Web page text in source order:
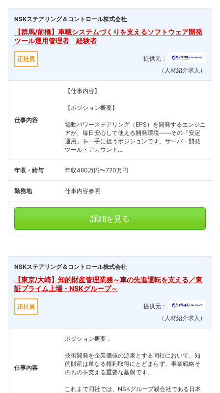
NSKステアリング＆コントロール株式会社
【群馬/前橋】車載システムづくりを支えるソフトウェア開発
ツール運用管理者 経験者
正社員
提供元：
（人材紹介求人）
仕事内容
【仕事内容】
【ポジション概要】
電動パワーステアリング（EPS）を開発するエンジニ
アが、毎日安心して使える開発環境――その「安定
運用」を一手に担うポジションです。サーバ・開発
ツール・アカウント...
年収・給与 年収480万円〜720万円
勤務地 仕事内容参照
詳細を見る
NSKステアリング＆コントロール株式会社
【東京/大崎】知的財産管理業務～車の先進運転を支える／東
証プライム上場・NSKグループ～
正社員
提供元：
（人材紹介求人）
仕事内容
ポジション概要：
技術開発を企業価値の源泉とする同社において、知
的財産は単なる権利取得にとどまらず、事業戦略そ
のものを支える重要な基盤です。
これまで同社では、NSKグループ親会社である日本